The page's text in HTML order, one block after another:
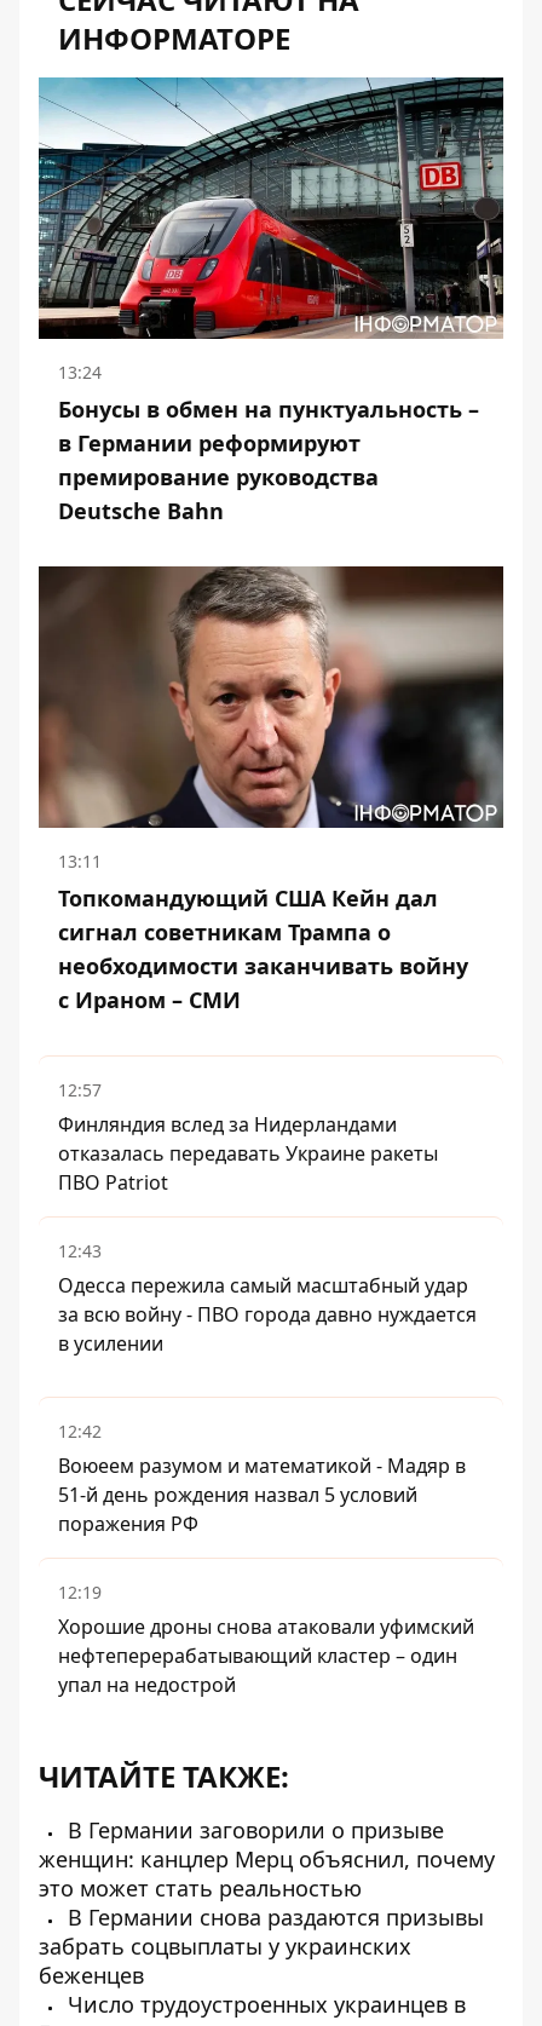
ИНФОРМАТОРЕ
13:24
Бонусы в обмен на пунктуальность –
в Германии реформируют
премирование руководства
Deutsche Bahn
13:11
Топкомандующий США Кейн дал
сигнал советникам Трампа о
необходимости заканчивать войну
с Ираном – СМИ
12:57
Финляндия вслед за Нидерландами
отказалась передавать Украине ракеты
ПВО Patriot
12:43
Одесса пережила самый масштабный удар
за всю войну - ПВО города давно нуждается
в усилении
12:42
Воюеем разумом и математикой - Мадяр в
51-й день рождения назвал 5 условий
поражения РФ
12:19
Хорошие дроны снова атаковали уфимский
нефтеперерабатывающий кластер – один
упал на недострой
ЧИТАЙТЕ ТАКЖЕ:
В Германии заговорили о призыве
женщин: канцлер Мерц объяснил, почему
это может стать реальностью
В Германии снова раздаются призывы
забрать соцвыплаты у украинских
беженцев
Число трудоустроенных украинцев в